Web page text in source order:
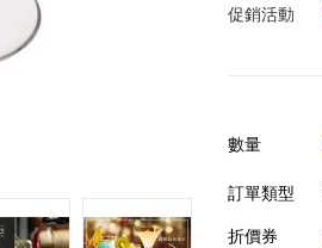
促銷活動
數量
訂單類型
折價券